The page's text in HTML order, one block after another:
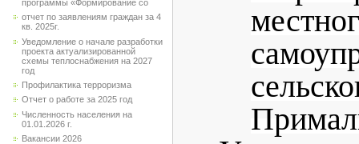
программы «Формирование со
отчет по заявлениям граждан за 4
кв. 2025г.
Уведомление о начале разработки
проекта актуализированной
схемы теплоснабжения на 2027
год
Профилактика терроризма
Отчет о работе за 2025 год
Численность населения на
01.01.2026 г.
Вакансии 2026